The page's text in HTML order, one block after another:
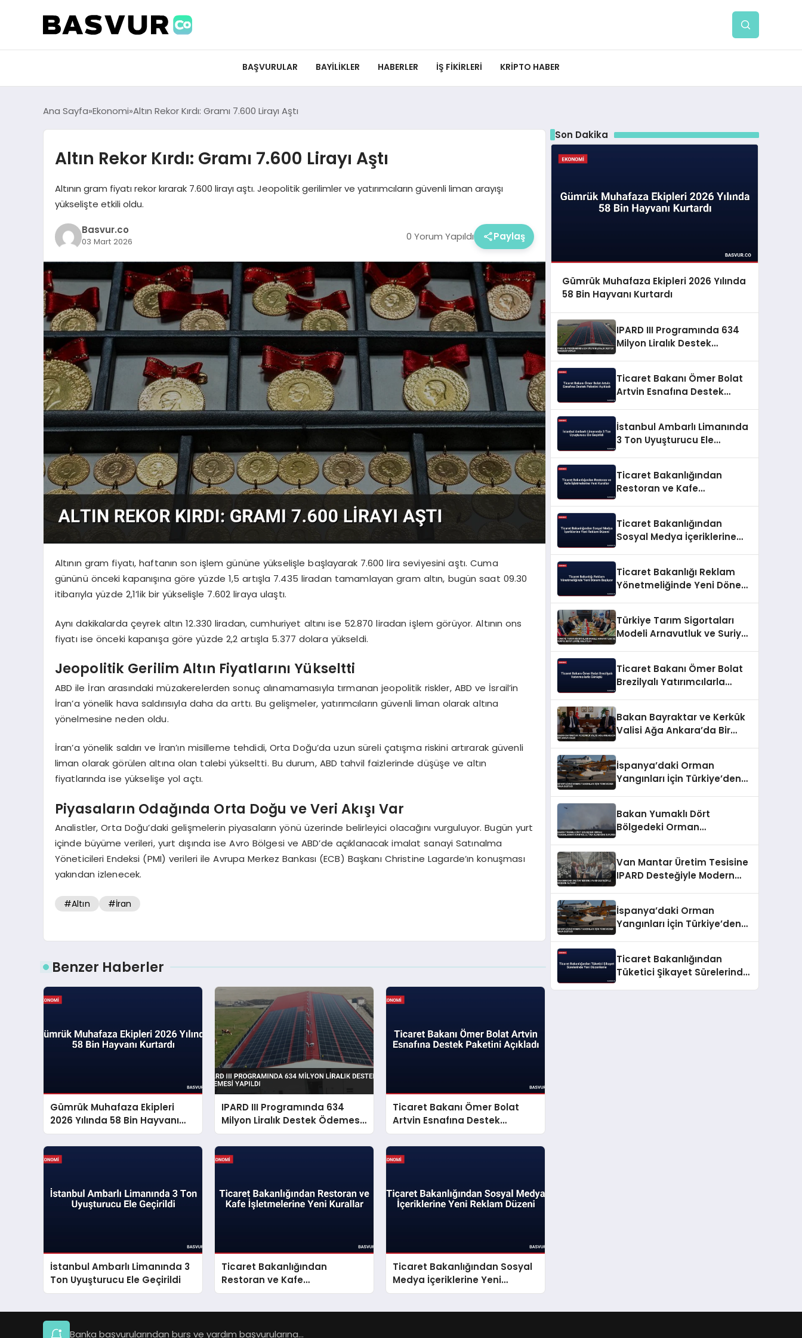
BAŞVURULAR BAYILIKLER HABERLER İŞ FIKIRLERI KRIPTO HABER
Ana Sayfa Ekonomi Altın Rekor Kırdı: Gramı 7.600 Lirayı Aştı
Altın Rekor Kırdı: Gramı 7.600 Lirayı Aştı
Altının gram fiyatı rekor kırarak 7.600 lirayı aştı. Jeopolitik gerilimler ve yatırımcıların güvenli liman arayışı
yükselişte etkili oldu.
Basvur.co
03 Mart 2026 0 Yorum Yapıldı Paylaş
Altının gram fiyatı, haftanın son işlem gününe yükselişle başlayarak 7.600 lira seviyesini aştı. Cuma
gününü önceki kapanışına göre yüzde 1,5 artışla 7.435 liradan tamamlayan gram altın, bugün saat 09.30
itibarıyla yüzde 2,1’lik bir yükselişle 7.602 liraya ulaştı.
Aynı dakikalarda çeyrek altın 12.330 liradan, cumhuriyet altını ise 52.870 liradan işlem görüyor. Altının ons
fiyatı ise önceki kapanışa göre yüzde 2,2 artışla 5.377 dolara yükseldi.
Jeopolitik Gerilim Altın Fiyatlarını Yükseltti
ABD ile İran arasındaki müzakerelerden sonuç alınamamasıyla tırmanan jeopolitik riskler, ABD ve İsrail’in
İran’a yönelik hava saldırısıyla daha da arttı. Bu gelişmeler, yatırımcıların güvenli liman olarak altına
yönelmesine neden oldu.
İran’a yönelik saldırı ve İran’ın misilleme tehdidi, Orta Doğu’da uzun süreli çatışma riskini artırarak güvenli
liman olarak görülen altına olan talebi yükseltti. Bu durum, ABD tahvil faizlerinde düşüşe ve altın
fiyatlarında ise yükselişe yol açtı.
Piyasaların Odağında Orta Doğu ve Veri Akışı Var
Analistler, Orta Doğu’daki gelişmelerin piyasaların yönü üzerinde belirleyici olacağını vurguluyor. Bugün yurt
içinde büyüme verileri, yurt dışında ise Avro Bölgesi ve ABD’de açıklanacak imalat sanayi Satınalma
Yöneticileri Endeksi (PMI) verileri ile Avrupa Merkez Bankası (ECB) Başkanı Christine Lagarde’ın konuşması
yakından izlenecek.
#Altın #İran
Benzer Haberler
Gümrük Muhafaza Ekipleri
2026 Yılında 58 Bin Hayvanı
Kurtardı
IPARD III Programında 634
Milyon Liralık Destek Ödemesi
Yapıldı
Ticaret Bakanı Ömer Bolat
Artvin Esnafına Destek
Paketini Açıkladı
İstanbul Ambarlı Limanında 3
Ton Uyuşturucu Ele Geçirildi
Ticaret Bakanlığından
Restoran ve Kafe
İşletmelerine Yeni Kurallar
Ticaret Bakanlığından Sosyal
Medya İçeriklerine Yeni
Reklam Düzeni
Son Dakika
Gümrük Muhafaza Ekipleri 2026 Yılında
58 Bin Hayvanı Kurtardı
IPARD III Programında 634
Milyon Liralık Destek
Ticaret Bakanı Ömer Bolat
Artvin Esnafına Destek
İstanbul Ambarlı Limanında
3 Ton Uyuşturucu Ele
Ticaret Bakanlığından
Restoran ve Kafe
Ticaret Bakanlığından
Sosyal Medya İçeriklerine
Ticaret Bakanlığı Reklam
Yönetmeliğinde Yeni Dönem
Türkiye Tarım Sigortaları
Modeli Arnavutluk ve Suriye
Ticaret Bakanı Ömer Bolat
Brezilyalı Yatırımcılarla
Bakan Bayraktar ve Kerkük
Valisi Ağa Ankara’da Bir
İspanya’daki Orman
Yangınları İçin Türkiye’den
Bakan Yumaklı Dört
Bölgedeki Orman
Van Mantar Üretim Tesisine
IPARD Desteğiyle Modern
İspanya’daki Orman
Yangınları İçin Türkiye’den
Ticaret Bakanlığından
Tüketici Şikayet Sürelerinde
Banka başvurularından burs ve yardım başvurularına...